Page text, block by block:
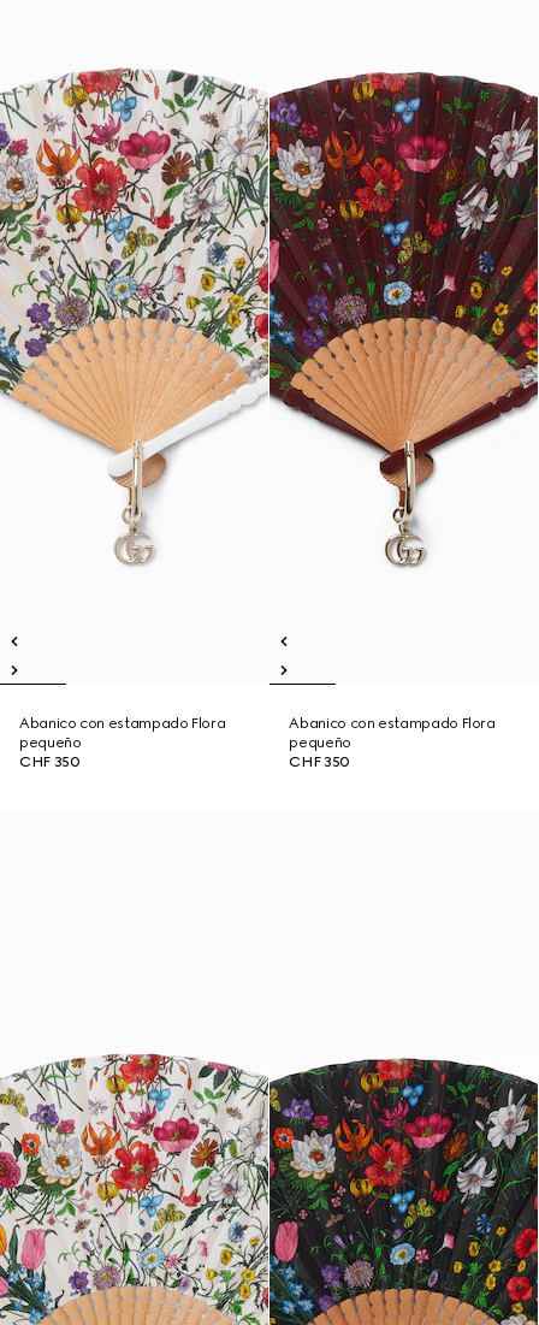
Abanico con estampado Flora
pequeño
CHF 350
Abanico con estampado Flora
pequeño
CHF 350